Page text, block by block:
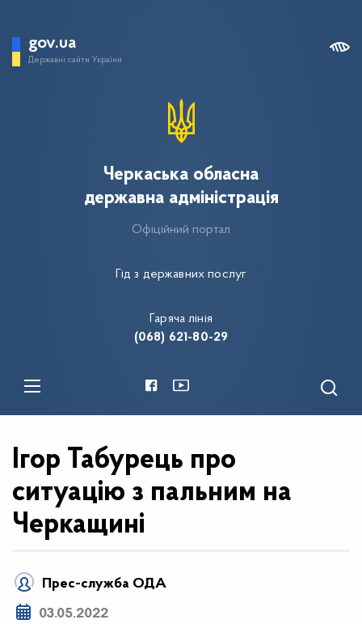
gov.ua
Державні сайти України
Гід з державних послуг
Черкаська обласна
державна адміністрація
Офіційний портал
Гаряча лінія
(068) 621-80-29
Ігор Табурець про
ситуацію з пальним на
Черкащині
Прес-служба ОДА
03.05.2022